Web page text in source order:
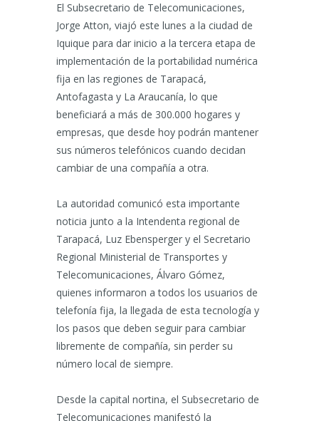
El Subsecretario de Telecomunicaciones,
Jorge Atton, viajó este lunes a la ciudad de
Iquique para dar inicio a la tercera etapa de
implementación de la portabilidad numérica
fija en las regiones de Tarapacá,
Antofagasta y La Araucanía, lo que
beneficiará a más de 300.000 hogares y
empresas, que desde hoy podrán mantener
sus números telefónicos cuando decidan
cambiar de una compañía a otra.
La autoridad comunicó esta importante
noticia junto a la Intendenta regional de
Tarapacá, Luz Ebensperger y el Secretario
Regional Ministerial de Transportes y
Telecomunicaciones, Álvaro Gómez,
quienes informaron a todos los usuarios de
telefonía fija, la llegada de esta tecnología y
los pasos que deben seguir para cambiar
libremente de compañía, sin perder su
número local de siempre.
Desde la capital nortina, el Subsecretario de
Telecomunicaciones manifestó la